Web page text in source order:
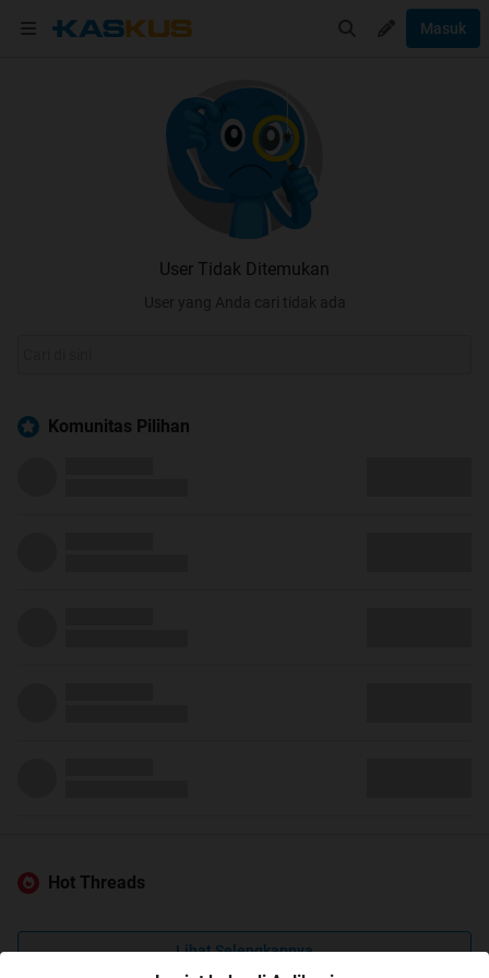
Masuk
User Tidak Ditemukan
User yang Anda cari tidak ada
Komunitas Pilihan
Hot Threads
Lihat Selengkapnya